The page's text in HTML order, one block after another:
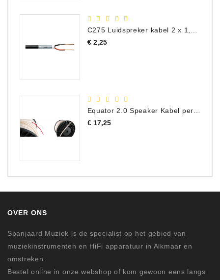
€ 2,25Prijs
Equator 2.0 Speaker Kabel per meter
€ 17,25Prijs
OVER ONS
Spanjaard Muziek is de specialist op het gebied van
muziekinstrumenten en HiFi apparatuur in Alkmaar en
omstreken.
Bestel online in onze webshop of kom gewoon eens langs